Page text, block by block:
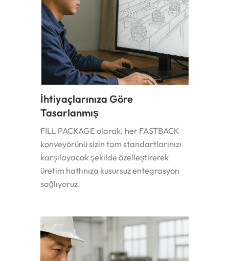
İhtiyaçlarınıza Göre
Tasarlanmış
FILL PACKAGE olarak, her FASTBACK
konveyörünü sizin tam standartlarınızı
karşılayacak şekilde özelleştirerek
üretim hattınıza kusursuz entegrasyon
sağlıyoruz.